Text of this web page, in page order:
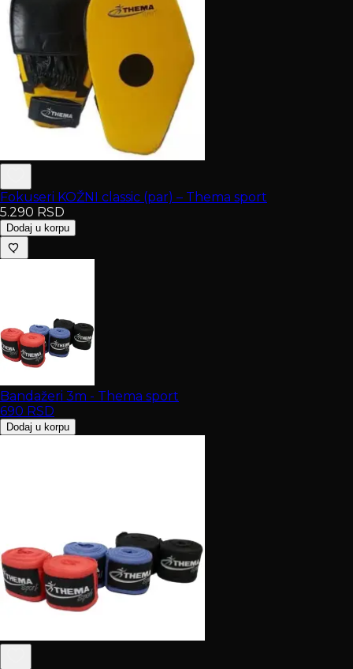
Fokuseri KOŽNI classic (par) – Thema sport
5.290 RSD
Dodaj u korpu
Bandažeri 3m - Thema sport
690 RSD
Dodaj u korpu